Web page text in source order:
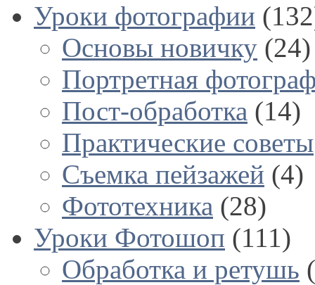
Уроки фотографии
Основы новичку (24)
Портретная
Пост-обработка (14)
Практические советы
Съемка пейзажей (4)
Фототехника (28)
Уроки Фотошоп (111)
Обработка и ретушь